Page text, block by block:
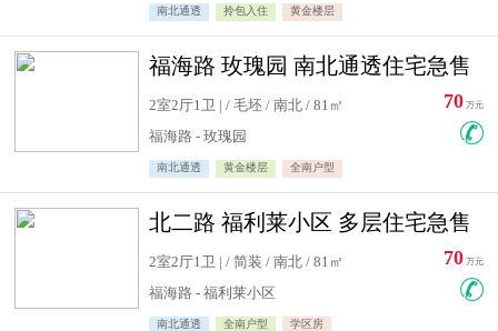
南北通透 拎包入住 黄金楼层
福海路 玫瑰园 南北通透住宅急售
2室2厅1卫 | / 毛坯 / 南北 / 81㎡
福海路 - 玫瑰园
南北通透 黄金楼层 全南户型
70 万元
北二路 福利莱小区 多层住宅急售
2室2厅1卫 | / 简装 / 南北 / 81㎡
福海路 - 福利莱小区
南北通透 全南户型 学区房
70 万元